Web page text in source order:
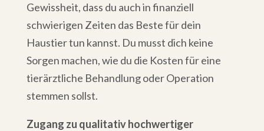
Gewissheit, dass du auch in finanziell
schwierigen Zeiten das Beste für dein
Haustier tun kannst. Du musst dich keine
Sorgen machen, wie du die Kosten für eine
tierärztliche Behandlung oder Operation
stemmen sollst.
Zugang zu qualitativ hochwertiger